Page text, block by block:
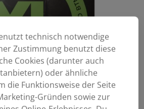
technisch notwendige
Zustimmung benutzt diese
Cookies (darunter auch
oder ähnliche
die Funktionsweise der Seite
Gründen sowie zur